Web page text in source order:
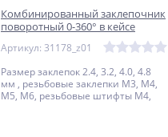
Комбинированный заклепочник
поворотный 0-360° в кейсе
KRAFTOOL Combo3-M6
Артикул: 31178_z01
Размер заклепок 2.4, 3.2, 4.0, 4.8
мм , резьбовые заклепки М3, М4,
М5, М6, резьбовые штифты М4,